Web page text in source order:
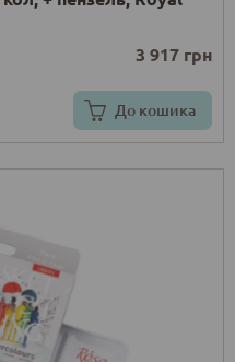
3 917 грн
До кошика